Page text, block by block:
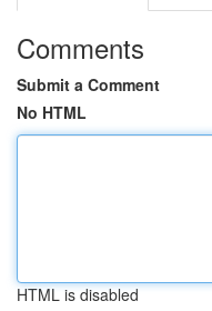
Comments
Submit a Comment
No HTML
HTML is disabled